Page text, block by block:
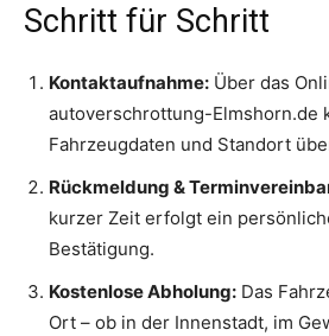
Schritt für Schritt
Kontaktaufnahme: Über das
autoverschrottung-Elmshorn.de
Fahrzeugdaten und Standort
Rückmeldung &
kurzer Zeit erfolgt ein
Bestätigung.
Kostenlose Abholung: Das
Ort – ob in der Innenstadt, im